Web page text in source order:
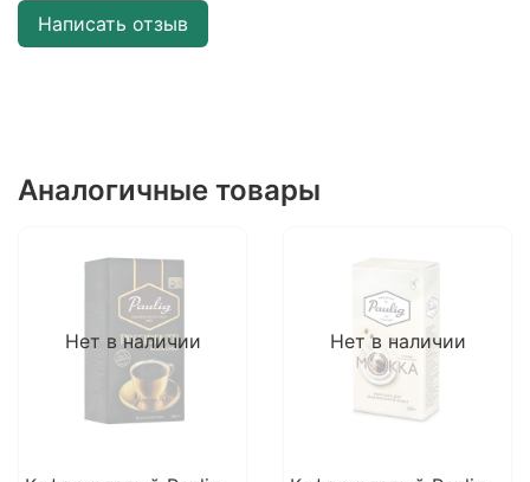
Написать отзыв
Аналогичные товары
Нет в наличии Нет в наличии